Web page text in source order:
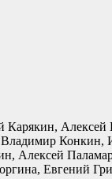
Алексей
Конкин,
Алексей
Евгений